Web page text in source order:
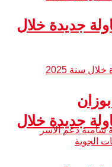
ألف مقاولة جديدة خلال
مقاولة جديدة خلال